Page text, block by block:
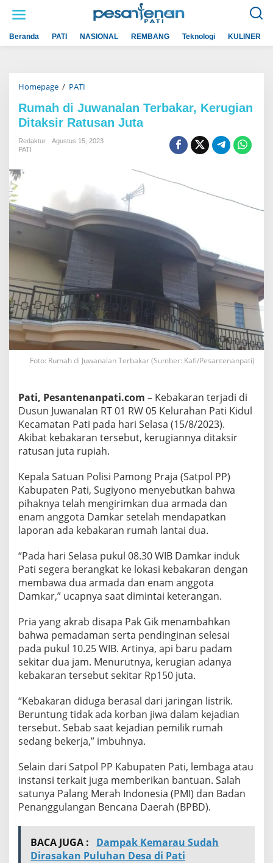
Beranda PATI NASIONAL REMBANG Teknologi KULINER
Homepage / PATI
m
a
h
i
a
a
n
k
a
,
K
e
r
u
g
i
i
t
a
k
s
i
r
a
t
u
a
n
u
a
Rumah di Juwanalan Terbakar, Kerugian
Ditaksir Ratusan Juta
Redaktur
Agustus 15, 2023
PATI
Foto: Rumah di Juwanalan Terbakar (Sumber: Kafi/Pesantenanpati)
Pati, Pesantenanpati.com – Kebakaran terjadi di
Dusun Juwanalan RT 01 RW 05 Kelurahan Pati Kidul
Kecamatan Pati pada hari Selasa (15/8/2023).
Akibat kebakaran tersebut, kerugiannya ditaksir
ratusan juta rupiah.
Kepala Satuan Polisi Pamong Praja (Satpol PP)
Kabupaten Pati, Sugiyono menyebutkan bahwa
pihaknya telah mengirimkan dua armada dan
enam anggota Damkar setelah mendapatkan
laporan ada kebakaran rumah lantai dua.
“Pada hari Selasa pukul 08.30 WIB Damkar induk
Pati segera berangkat ke lokasi kebakaran dengan
membawa dua armada dan enam anggota
Damkar,” ucapnya saat dimintai keterangan.
Pria yang akrab disapa Pak Gik menambahkan
bahwa pemadaman serta pendinginan selesai
pada pukul 10.25 WIB. Artinya, api baru padam
sekitar dua jam. Menurutnya, kerugian adanya
kebakaran tersebut sekitar Rp150 juta.
“Kebakaran diduga berasal dari jaringan listrik.
Beruntung tidak ada korban jiwa dalam kejadian
tersebut. Sebab saat kejadian pemilik rumah
sedang bekerja,” imbuhnya.
Selain dari Satpol PP Kabupaten Pati, lembaga atau
instansi terkait juga memberikan bantuan. Salah
satunya Palang Merah Indonesia (PMI) dan Badan
Penanggulangan Bencana Daerah (BPBD).
BACA JUGA :
Dampak Kemarau Sudah
Dirasakan Puluhan Desa di Pati